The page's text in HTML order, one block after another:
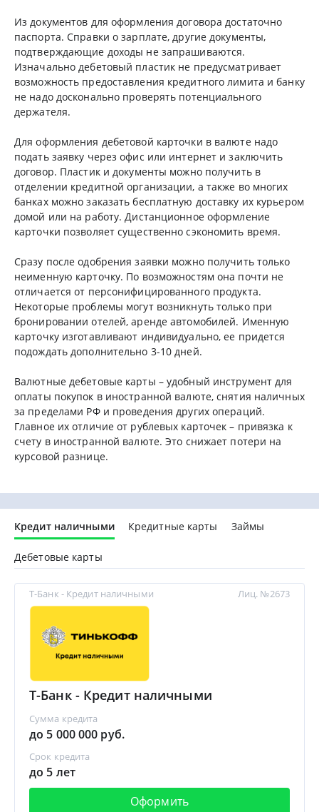
Из документов для оформления договора достаточно
паспорта. Справки о зарплате, другие документы,
подтверждающие доходы не запрашиваются.
Изначально дебетовый пластик не предусматривает
возможность предоставления кредитного лимита и банку
не надо досконально проверять потенциального
держателя.
Для оформления дебетовой карточки в валюте надо
подать заявку через офис или интернет и заключить
договор. Пластик и документы можно получить в
отделении кредитной организации, а также во многих
банках можно заказать бесплатную доставку их курьером
домой или на работу. Дистанционное оформление
карточки позволяет существенно сэкономить время.
Сразу после одобрения заявки можно получить только
неименную карточку. По возможностям она почти не
отличается от персонифицированного продукта.
Некоторые проблемы могут возникнуть только при
бронировании отелей, аренде автомобилей. Именную
карточку изготавливают индивидуально, ее придется
подождать дополнительно 3-10 дней.
Валютные дебетовые карты – удобный инструмент для
оплаты покупок в иностранной валюте, снятия наличных
за пределами РФ и проведения других операций.
Главное их отличие от рублевых карточек – привязка к
счету в иностранной валюте. Это снижает потери на
курсовой разнице.
Кредит наличными Кредитные карты Займы
Дебетовые карты
Т-Банк - Кредит наличными
Т-Банк - Кредит наличными
Сумма кредита
до 5 000 000 руб.
Срок кредита
до 5 лет
Оформить
Лиц. №2673